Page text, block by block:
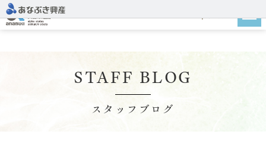
STAFF BLOG
スタッフブログ